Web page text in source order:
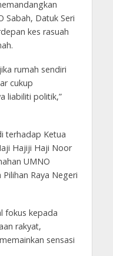
Sabah, Datuk Seri
kes rasuah
rumah sendiri
cukup
liabiliti politik,”
terhadap Ketua
Hajiji Haji Noor
UMNO
Raya Negeri
fokus kepada
rakyat,
sensasi